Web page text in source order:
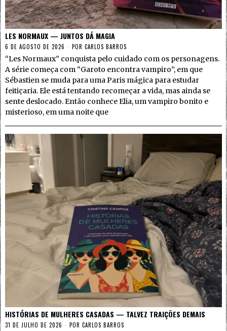
LES NORMAUX — JUNTOS DÁ MAGIA
6 DE AGOSTO DE 2026 POR CARLOS BARROS
“Les Normaux” conquista pelo cuidado com os personagens.
A série começa com “Garoto encontra vampiro”, em que
Sébastien se muda para uma Paris mágica para estudar
feitiçaria. Ele está tentando recomeçar a vida, mas ainda se
sente deslocado. Então conhece Elia, um vampiro bonito e
misterioso, em uma noite que
HISTÓRIAS DE MULHERES CASADAS — TALVEZ TRAIÇÕES DEMAIS
31 DE JULHO DE 2026 POR CARLOS BARROS